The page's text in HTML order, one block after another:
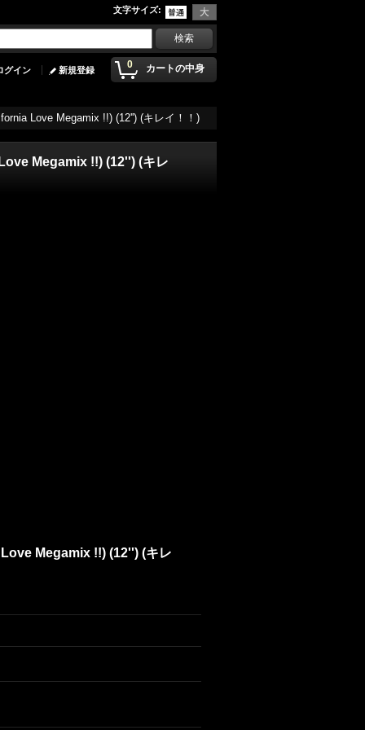
文字サイズ:
0 カートの中身
グイン 新規登録
Love Megamix !!) (12'') (キレイ！！)
Megamix !!) (12'') (キレ
Megamix !!) (12'') (キレ